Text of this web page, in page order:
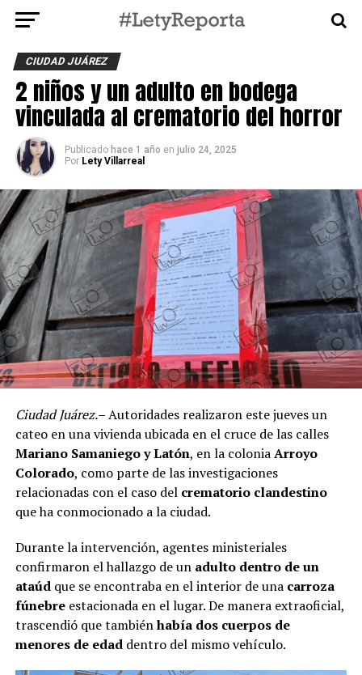
CIUDAD JUÁREZ
2 niños y un adulto en bodega
vinculada al crematorio del horror
Publicado hace 1 año en julio 24, 2025
Por Lety Villarreal
Ciudad Juárez.–Autoridades realizaron este jueves un
cateo en una vivienda ubicada en el cruce de las calles
Mariano Samaniego y Latón, en la coloniaArroyo
Colorado, como parte de las investigaciones
relacionadas con el caso del crematorio clandestino
que ha conmocionado a la ciudad.
Durante la intervención, agentes ministeriales
confirmaron el hallazgo de un adulto dentro de un
ataúdque se encontraba en el interior de una carroza
fúnebreestacionada en el lugar. De manera extraoficial,
trascendió que tambiénhabía dos cuerpos de
menores de edaddentro del mismo vehículo.